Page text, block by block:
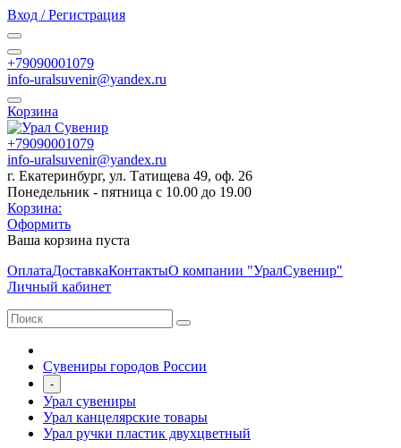
Вход / Регистрация
+79090001079
info-uralsuvenir@yandex.ru
Корзина
+79090001079
info-uralsuvenir@yandex.ru
г. Екатеринбург, ул. Татищева 49, оф. 26
Понедельник - пятница с 10.00 до 19.00
Корзина:
Оформить
Ваша корзина пуста
ОплатаДоставкаКонтактыО компании "УралСувенир"
Личный кабинет
Сувениры городов России
-
Урал сувениры
Урал канцелярские товары
Урал ручки пластик двухцветный